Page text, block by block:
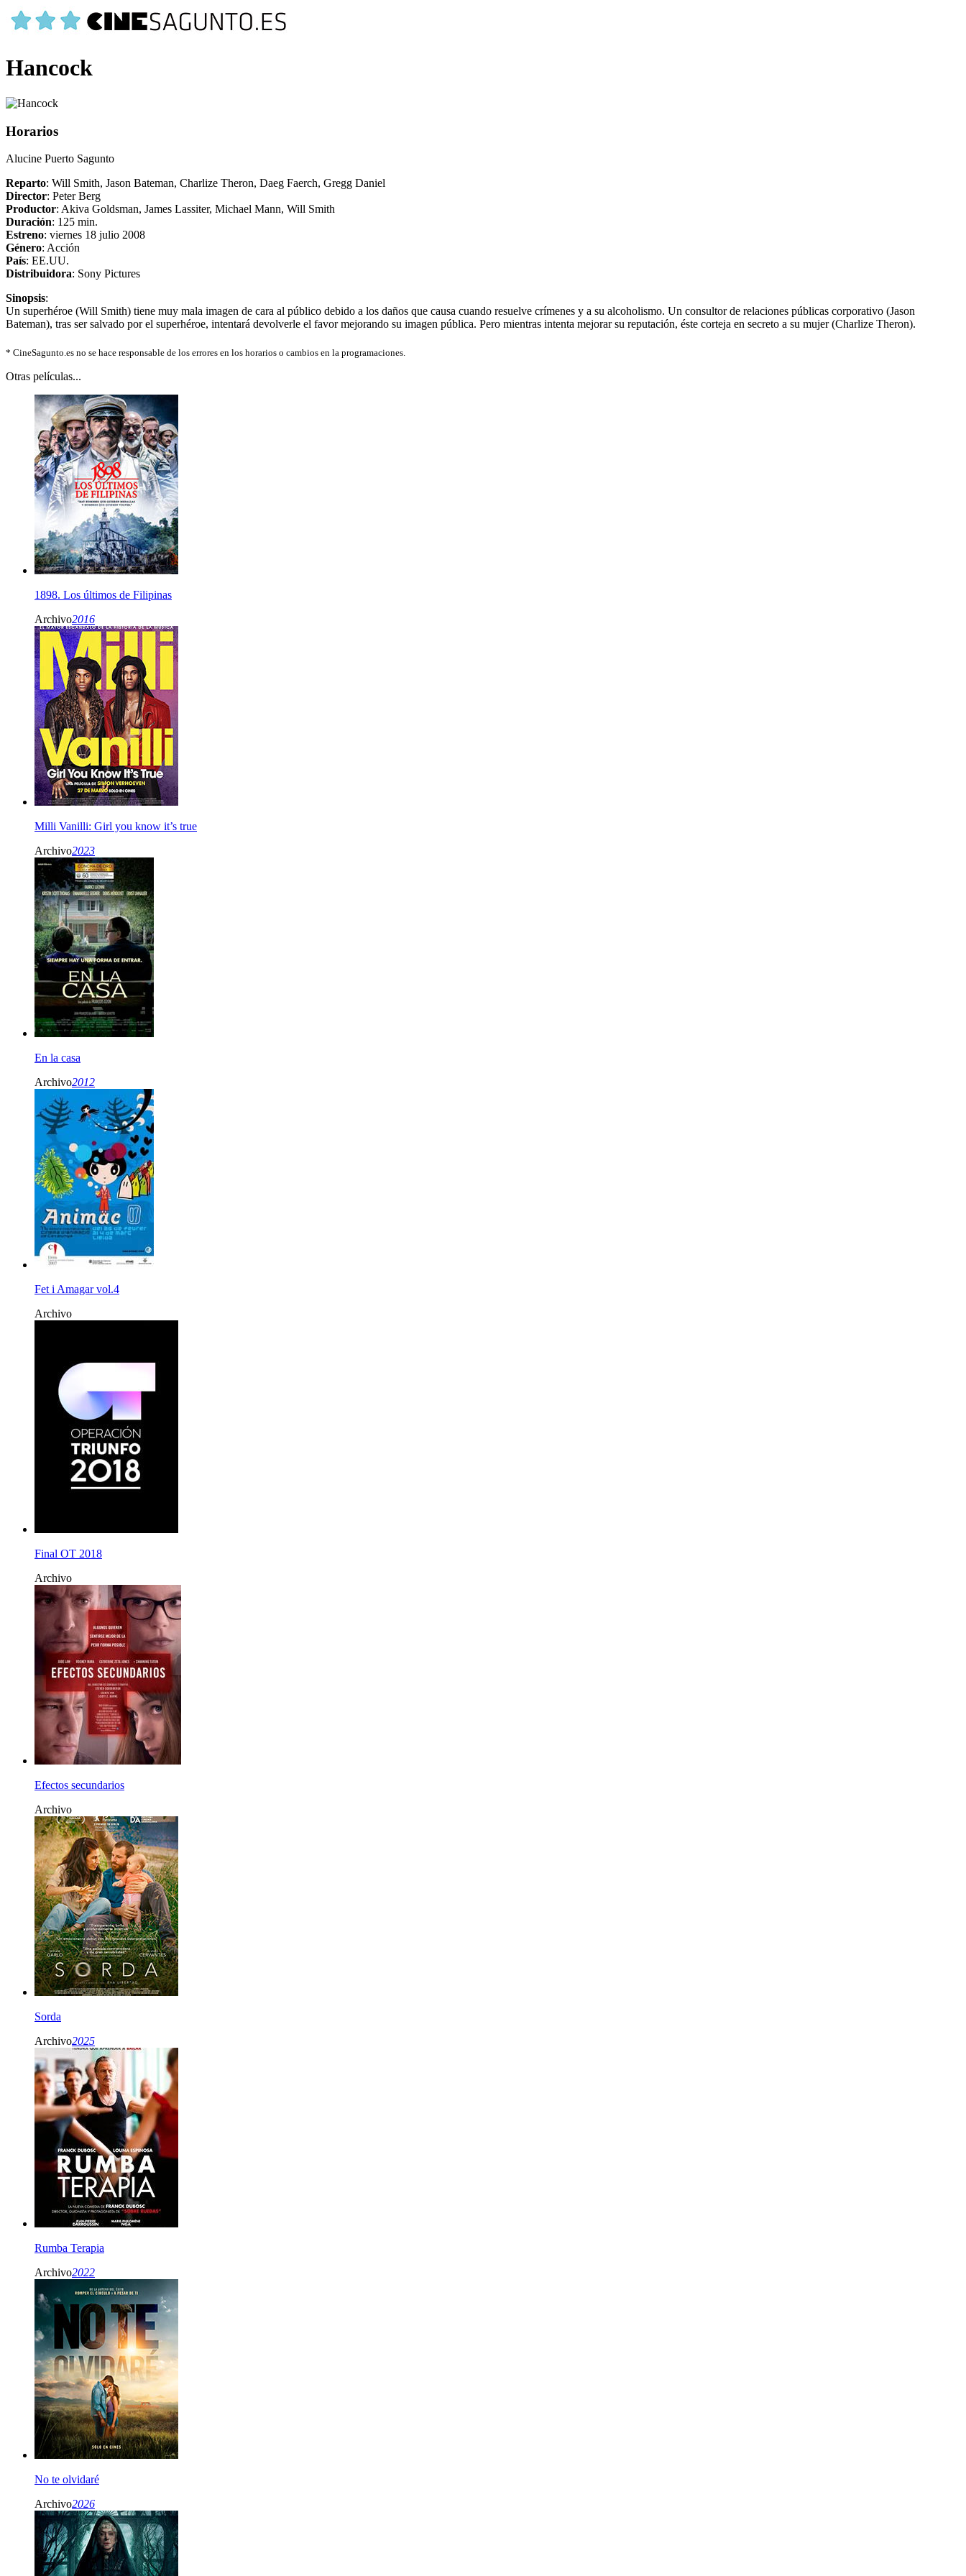
Hancock
Horarios
Alucine Puerto Sagunto
Reparto: Will Smith, Jason Bateman, Charlize Theron, Daeg Faerch, Gregg Daniel
Director: Peter Berg
Productor: Akiva Goldsman, James Lassiter, Michael Mann, Will Smith
Duración: 125 min.
Estreno: viernes 18 julio 2008
Género: Acción
País: EE.UU.
Distribuidora: Sony Pictures
Sinopsis:
Un superhéroe (Will Smith) tiene muy mala imagen de cara al público debido a los daños que causa cuando resuelve crímenes y a su alcoholismo. Un consultor de relaciones públicas corporativo (Jason
Bateman), tras ser salvado por el superhéroe, intentará devolverle el favor mejorando su imagen pública. Pero mientras intenta mejorar su reputación, éste corteja en secreto a su mujer (Charlize Theron).
* CineSagunto.es no se hace responsable de los errores en los horarios o cambios en la programaciones.
Otras películas...
1898. Los últimos de Filipinas
Archivo2016
Milli Vanilli: Girl you know it’s true
Archivo2023
En la casa
Archivo2012
Fet i Amagar vol.4
Archivo
Final OT 2018
Archivo
Efectos secundarios
Archivo
Sorda
Archivo2025
Rumba Terapia
Archivo2022
No te olvidaré
Archivo2026